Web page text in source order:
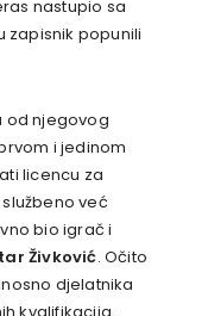
nastupio sa
zapisnik popunili
od njegovog
i jedinom
licencu za
već
bio igrač i
Živković. Očito
djelatnika